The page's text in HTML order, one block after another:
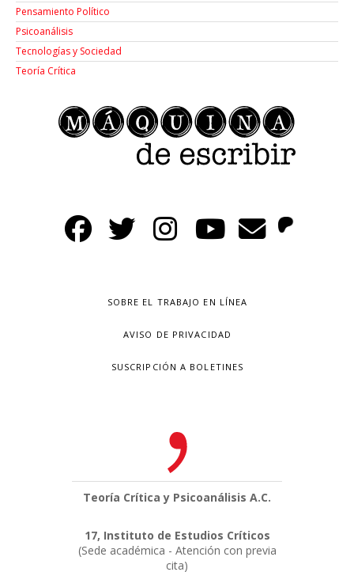
Pensamiento Político
Psicoanálisis
Tecnologías y Sociedad
Teoría Crítica
SOBRE EL TRABAJO EN LÍNEA
AVISO DE PRIVACIDAD
SUSCRIPCIÓN A BOLETINES
Teoría Crítica y Psicoanálisis A.C.
17, Instituto de Estudios Críticos
(Sede académica - Atención con previa
cita)